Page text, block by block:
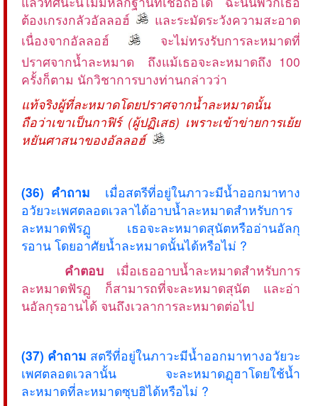
ต้องเกรงกลัวอัลลอฮ์
และระมัดระวังความสะอาด
เนื่องจากอัลลอฮ์
จะไม่ทรงรับการละหมาดที่
ปราศจากน้ำละหมาด ถึงแม้เธอจะละหมาดถึง 100
ครั้งก็ตาม นักวิชาการบางท่านกล่าวว่า
แท้จริงผู้ที่ละหมาดโดยปราศจากน้ำละหมาดนั้น
ถือว่าเขาเป็นกาฟิร์ (ผู้ปฏิเสธ) เพราะเข้าข่ายการเย้ย
หยันศาสนาของอัลลอฮ์
(36) คำถาม เมื่อสตรีที่อยู่ในภาวะมีน้ำออกมาทาง
อวัยวะเพศตลอดเวลาได้อาบน้ำละหมาดสำหรับการ
ละหมาดฟัรฏู เธอจะละหมาดสุนัตหรืออ่านอัลกุ
รอาน โดยอาศัยน้ำละหมาดนั้นได้หรือไม่ ?
คำตอบเมื่อเธออาบน้ำละหมาดสำหรับการ
ละหมาดฟัรฏู ก็สามารถที่จะละหมาดสุนัต และอ่า
นอัลกุรอานได้ จนถึงเวลาการละหมาดต่อไป
(37) คำถาม สตรีที่อยู่ในภาวะมีน้ำออกมาทางอวัยวะ
เพศตลอดเวลานั้น จะละหมาดฏุฮาโดยใช้น้ำ
ละหมาดที่ละหมาดซุบฮิได้หรือไม่ ?